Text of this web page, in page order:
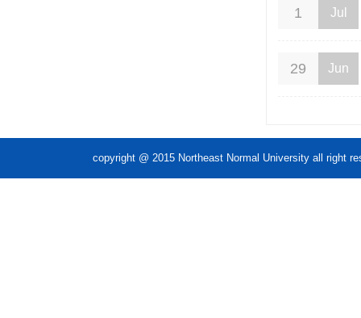
1 Jul
29 Jun
copyright @ 2015 Northeast Normal University all